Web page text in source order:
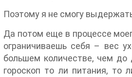
Поэтому я не смогу
Да потом еще в процессе
ограничиваешь себя – вес
большем количестве, чем
гороскоп то ли питания, то